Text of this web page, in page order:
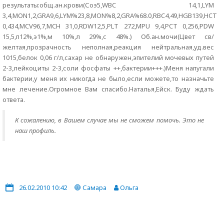
результаты:общ.ан.крови(Соэ5,WBC 14,1,LYM
3,4,MON1,2,GRA9,6,LYM%23,8,MON%8,2,GRA%68.0,RBC4,49,HGB139,HCT
0,434,MCV96,7,MCH 31,0,RDW12,5,PLT 272,MPU 9,4,PCT 0,256,PDW
15,5,п12%,э1%,м 10%,л 29%,с 48%.) Об.ан.мочи(Цвет св/
желтая,прозрачность неполная,реакция нейтральная,уд.вес
1015,белок 0,06 г/л,сахар не обнаружен,эпителий мочевых путей
2-3,лейкоциты 2-3,соли фосфаты ++,бактерии+++.)Меня напугали
бактерии,у меня их никогда не было,если можете,то назначьте
мне лечение.Огромное Вам спасибо.Наталья,Ейск. Буду ждать
ответа.
К сожалению, в Вашем случае мы не сможем помочь. Это не
наш профиль.
26.02.2010 10:42 Самара
Ольга